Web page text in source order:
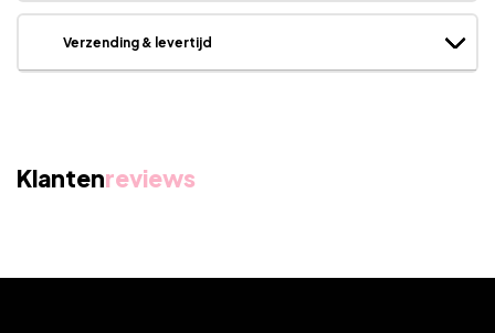
Verzending & levertijd
Klantenreviews